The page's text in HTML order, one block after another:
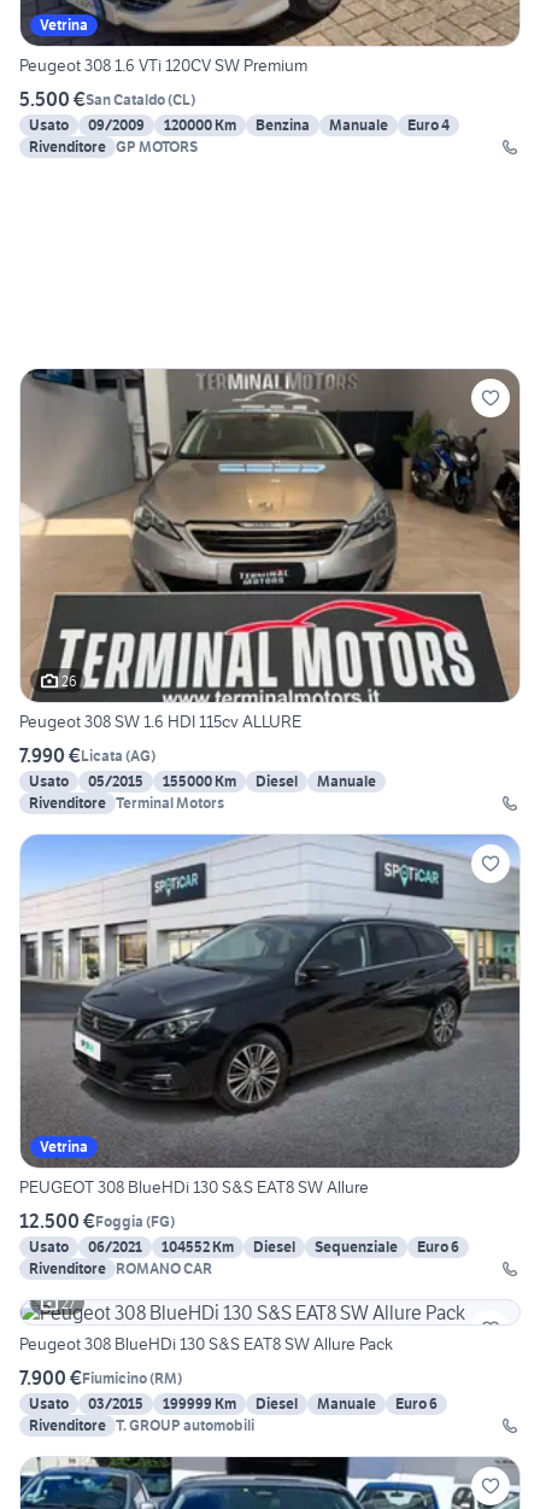
Vetrina
Peugeot 308 1.6 VTi 120CV SW Premium
5.500 €San Cataldo(CL)
Usato
09/2009 120000 Km Benzina Manuale
Euro 4
Rivenditore GP MOTORS
26
Peugeot 308 SW 1.6 HDI 115cv ALLURE
7.990 €Licata (AG)
Usato
05/2015 155000 Km Diesel
Manuale
Rivenditore Terminal Motors
Vetrina
PEUGEOT 308 BlueHDi 130 S&S EAT8 SW Allure
12.500 €Foggia (FG)
Usato
06/2021 104552 Km Diesel Sequenziale
Euro 6
Rivenditore ROMANO CAR
27
Peugeot 308 BlueHDi 130 S&S EAT8 SW Allure Pack
7.900 €Fiumicino(RM)
Usato
03/2015 199999 Km Diesel Manuale
Euro 6
Rivenditore T. GROUP automobili